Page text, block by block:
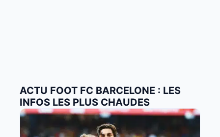
ACTU FOOT FC BARCELONE : LES
INFOS LES PLUS CHAUDES